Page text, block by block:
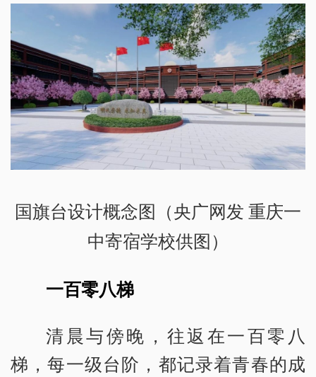
国旗台设计概念图（央广网发 重庆一
中寄宿学校供图）
一百零八梯
清晨与傍晚，往返在一百零八
梯，每一级台阶，都记录着青春的成